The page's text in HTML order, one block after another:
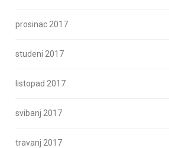
prosinac 2017
studeni 2017
listopad 2017
svibanj 2017
travanj 2017